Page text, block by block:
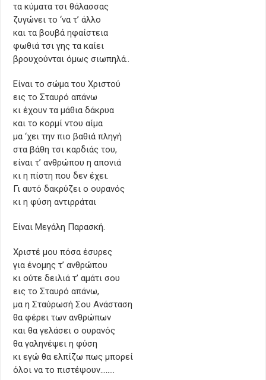
τα κύματα τσι θάλασσας
ζυγώνει το ‘να τ’ άλλο
και τα βουβά ηφαίστεια
φωθιά τσι γης τα καίει
βρουχούνται όμως σιωπηλά..
Είναι το σώμα του Χριστού
εις το Σταυρό απάνω
κι έχουν τα μάθια δάκρυα
και το κορμί ντου αίμα
μα ‘χει την πιο βαθιά πληγή
στα βάθη τσι καρδιάς του,
είναι τ’ ανθρώπου η απονιά
κι η πίστη που δεν έχει.
Γι αυτό δακρύζει ο ουρανός
κι η φύση αντιρράται
Είναι Μεγάλη Παρασκή.
Χριστέ μου πόσα έσυρες
για ένομης τ’ ανθρώπου
κι ούτε δειλιά τ’ αμάτι σου
εις το Σταυρό απάνω,
μα η Σταύρωσή Σου Ανάσταση
θα φέρει των ανθρώπων
και θα γελάσει ο ουρανός
θα γαληνέψει η φύση
κι εγώ θα ελπίζω πως μπορεί
όλοι να το πιστέψουν……..